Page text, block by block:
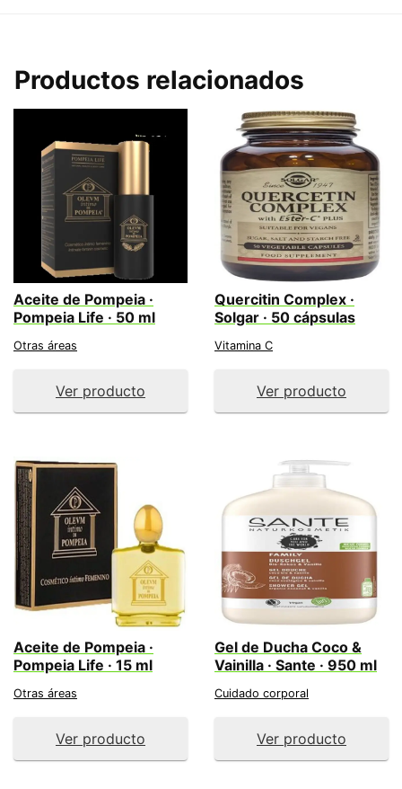
Productos relacionados
Aceite de Pompeia ·
Pompeia Life · 50 ml
Otras áreas
Ver producto
Quercitin Complex ·
Solgar · 50 cápsulas
Vitamina C
Ver producto
Aceite de Pompeia ·
Pompeia Life · 15 ml
Otras áreas
Ver producto
Gel de Ducha Coco &
Vainilla · Sante · 950 ml
Cuidado corporal
Ver producto